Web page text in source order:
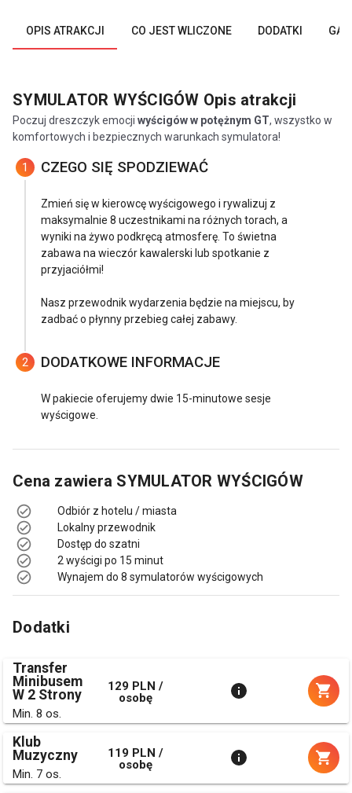
OPIS ATRAKCJI CO JEST WLICZONE DODATKI
SYMULATOR WYŚCIGÓW Opis atrakcji
Poczuj dreszczyk emocji wyścigów w potężnym GT, wszystko w
komfortowych i bezpiecznych warunkach symulatora!
1 CZEGO SIĘ SPODZIEWAĆ
Zmień się w kierowcę wyścigowego i rywalizuj z
maksymalnie 8 uczestnikami na różnych torach, a
wyniki na żywo podkręcą atmosferę. To świetna
zabawa na wieczór kawalerski lub spotkanie z
przyjaciółmi!
Nasz przewodnik wydarzenia będzie na miejscu, by
zadbać o płynny przebieg całej zabawy.
2 DODATKOWE INFORMACJE
W pakiecie oferujemy dwie 15-minutowe sesje
wyścigowe.
Cena zawiera SYMULATOR WYŚCIGÓW
Odbiór z hotelu / miasta
Lokalny przewodnik
Dostęp do szatni
2 wyścigi po 15 minut
Wynajem do 8 symulatorów wyścigowych
Dodatki
Transfer
Minibusem
W 2 Strony
Min. 8 os.
129 PLN /
osobę
Klub
Muzyczny
Min. 7 os.
119 PLN /
osobę